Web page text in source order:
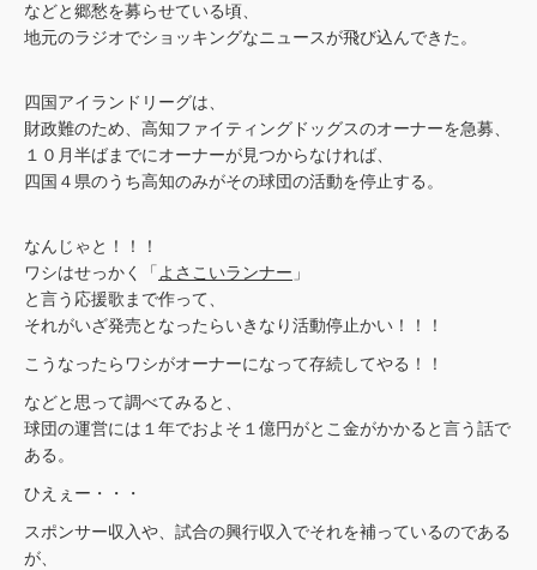
などと郷愁を募らせている頃、
地元のラジオでショッキングなニュースが飛び込んできた。
四国アイランドリーグは、
財政難のため、高知ファイティングドッグスのオーナーを急募、
１０月半ばまでにオーナーが見つからなければ、
四国４県のうち高知のみがその球団の活動を停止する。
なんじゃと！！！
ワシはせっかく「よさこいランナー 」
と言う応援歌まで作って、
それがいざ発売となったらいきなり活動停止かい！！！
こうなったらワシがオーナーになって存続してやる！！
などと思って調べてみると、
球団の運営には１年でおよそ１億円がとこ金がかかると言う話で
ある。
ひえぇー・・・
スポンサー収入や、試合の興行収入でそれを補っているのである
が、